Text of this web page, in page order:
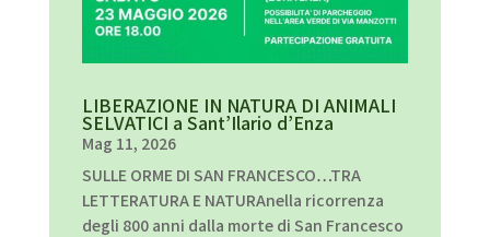
LIBERAZIONE IN NATURA DI ANIMALI
SELVATICI a Sant’Ilario d’Enza
Mag 11, 2026
SULLE ORME DI SAN FRANCESCO…TRA
LETTERATURA E NATURAnella ricorrenza
degli 800 anni dalla morte di San Francesco